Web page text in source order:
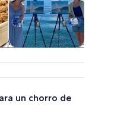
un chorro de